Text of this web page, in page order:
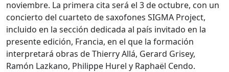
noviembre. La primera cita será el 3 de octubre, con un
concierto del cuarteto de saxofones SIGMA Project,
incluido en la sección dedicada al país invitado en la
presente edición, Francia, en el que la formación
interpretará obras de Thierry Allá, Gerard Grisey,
Ramón Lazkano, Philippe Hurel y Raphaël Cendo.